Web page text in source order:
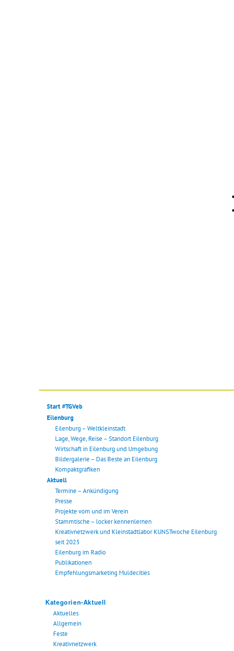
Start #TGVeb
Eilenburg
Eilenburg – Weltkleinstadt
Lage, Wege, Reise – Standort Eilenburg
Wirtschaft in Eilenburg und Umgebung
Bildergalerie – Das Beste an Eilenburg
Kompaktgrafiken
Aktuell
Termine – Ankündigung
Presse
Projekte vom und im Verein
Stammtische – locker kennenlernen
Kreativnetzwerk und Kleinstadtlabor KUNSTwoche Eilenburg
seit 2023
Eilenburg im Radio
Publikationen
Empfehlungsmarketing Muldecities
Kategorien-Aktuell
Aktuelles
Allgemein
Feste
Kreativnetzwerk